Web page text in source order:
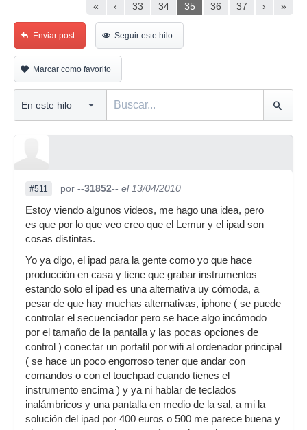
« ‹ 33 34 35 36 37 › »
Enviar post Seguir este hilo
Marcar como favorito
#511 por --31852-- el 13/04/2010
Estoy viendo algunos videos, me hago una idea, pero
es que por lo que veo creo que el Lemur y el ipad son
cosas distintas.
Yo ya digo, el ipad para la gente como yo que hace
producción en casa y tiene que grabar instrumentos
estando solo el ipad es una alternativa uy cómoda, a
pesar de que hay muchas alternativas, iphone ( se puede
controlar el secuenciador pero se hace algo incómodo
por el tamaño de la pantalla y las pocas opciones de
control ) conectar un portatil por wifi al ordenador principal
( se hace un poco engorroso tener que andar con
comandos o con el touchpad cuando tienes el
instrumento encima ) y ya ni hablar de teclados
inalámbricos y una pantalla en medio de la sal, a mi la
solución del ipad por 400 euros o 500 me parece buena y